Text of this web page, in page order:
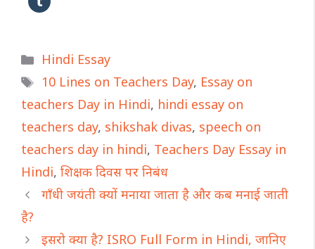
Categories
Hindi Essay
Tags
10 Lines on Teachers Day, Essay on
teachers Day in Hindi, hindi essay on
teachers day, shikshak divas, speech on
teachers day in hindi, Teachers Day Essay in
Hindi, शिक्षक दिवस पर निबंध
गाँधी जयंती क्यों मनाया जाता है और कब मनाई जाती
है?
इसरो क्या है? ISRO Full Form in Hindi, जानिए